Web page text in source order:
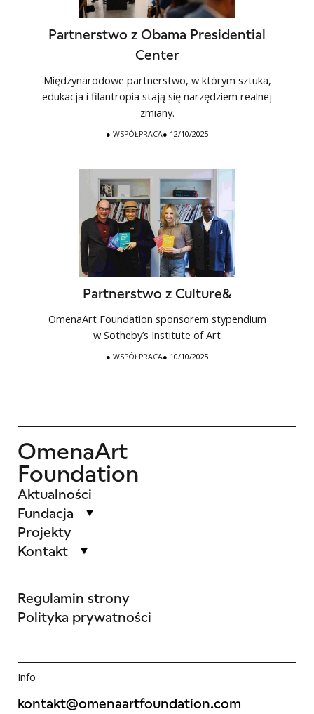
Partnerstwo z Obama Presidential
Center
Międzynarodowe partnerstwo, w którym sztuka,
edukacja i filantropia stają się narzędziem realnej
zmiany.
● WSPÓŁPRACA● 12/10/2025
Partnerstwo z Culture&
OmenaArt Foundation sponsorem stypendium
w Sotheby’s Institute of Art
● WSPÓŁPRACA● 10/10/2025
OmenaArt
Foundation
Aktualności
Fundacja
Projekty
Kontakt
Regulamin strony
Polityka prywatności
Info
kontakt@omenaartfoundation.com